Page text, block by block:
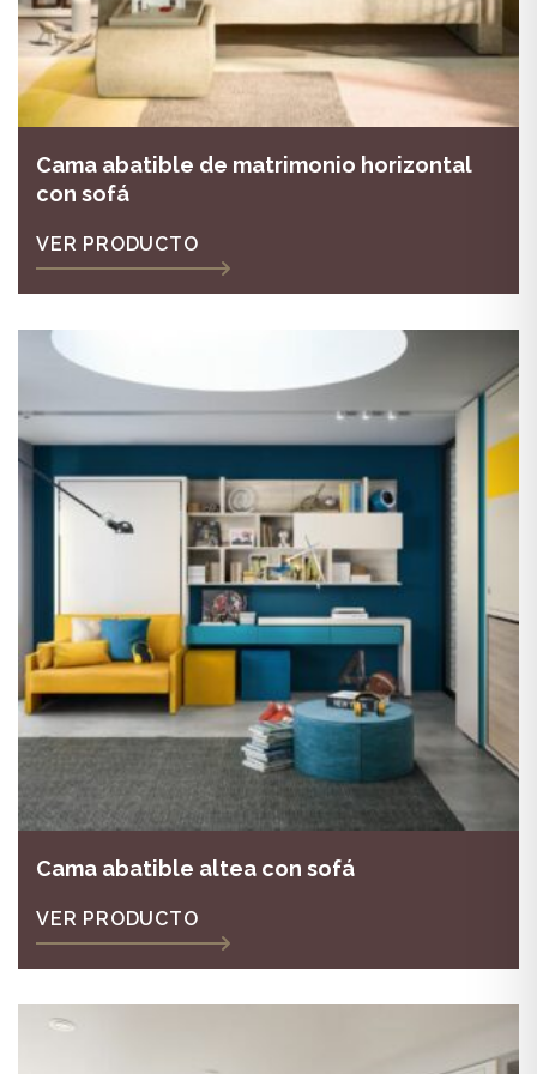
Cama abatible de matrimonio horizontal
con sofá
VER PRODUCTO
Cama abatible altea con sofá
VER PRODUCTO